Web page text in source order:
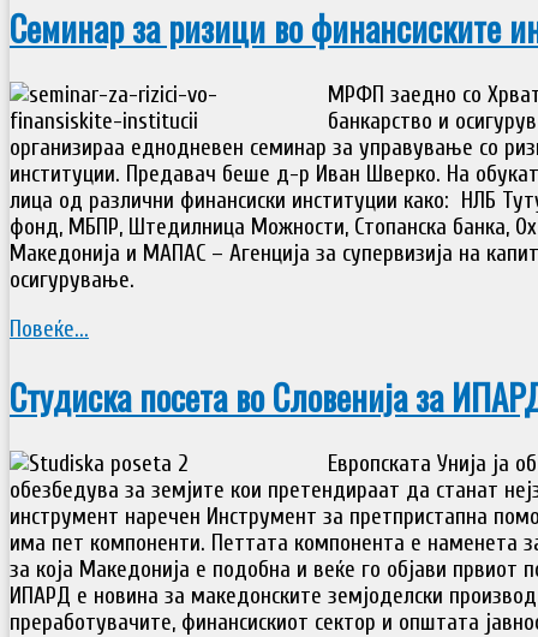
Семинар за ризици во финансиските
МРФП заедно со
банкарство и
организираа еднодневен семинар за управување со
институции. Предавач беше д-р Иван Шверко. На
лица од различни финансиски институции како: НЛБ
фонд, МБПР, Штедилница Можности, Стопанска банка,
Македонија и МАПАС – Агенција за супервизија на
осигурување.
Повеќе...
Студиска посета во Словенија за
Европската Унија ја
обезбедува за земјите кои претендираат да станат
инструмент наречен Инструмент за претпристапна
има пет компоненти. Петтата компонента е наменета
за која Македонија е подобна и веќе го објави првиот
ИПАРД е новина за македонските земјоделски
преработувачите, финансискиот сектор и општата